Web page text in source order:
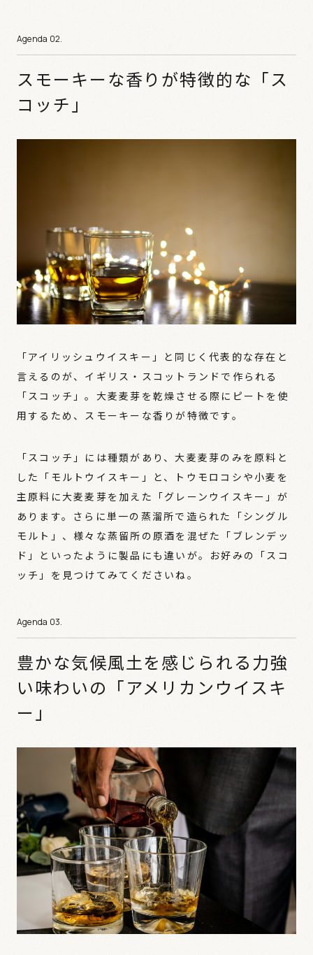
スモーキーな香りが特徴的な「ス
コッチ」
「アイリッシュウイスキー」と同じく代表的な存在と
言えるのが、イギリス・スコットランドで作られる
「スコッチ」。大麦麦芽を乾燥させる際にピートを使
用するため、スモーキーな香りが特徴です。
「スコッチ」には種類があり、大麦麦芽のみを原料と
した「モルトウイスキー」と、トウモロコシや小麦を
主原料に大麦麦芽を加えた「グレーンウイスキー」が
あります。さらに単一の蒸溜所で造られた「シングル
モルト」、様々な蒸留所の原酒を混ぜた「ブレンデッ
ド」といったように製品にも違いが。お好みの「スコ
ッチ」を見つけてみてくださいね。
豊かな気候風土を感じられる力強
い味わいの「アメリカンウイスキ
ー」